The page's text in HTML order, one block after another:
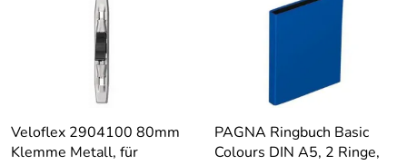
Veloflex 2904100 80mm
Klemme Metall, für
PAGNA Ringbuch Basic
Colours DIN A5, 2 Ringe,